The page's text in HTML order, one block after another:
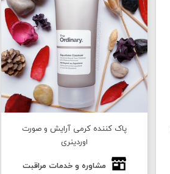
پاک کننده کرمی آرایش و صورت
اوردینری
مشاوره و خدمات مراقبت